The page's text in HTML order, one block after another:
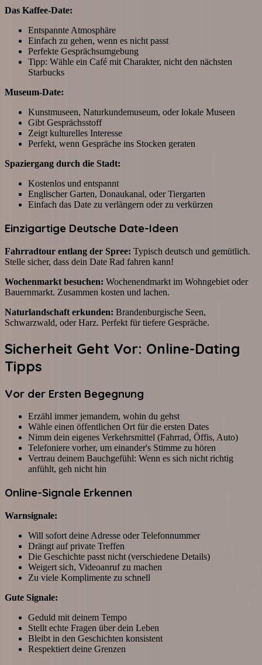
Das Kaffee-Date:
Entspannte Atmosphäre
Einfach zu gehen, wenn es nicht passt
Perfekte Gesprächsumgebung
Tipp: Wähle ein Café mit Charakter, nicht den nächsten
Starbucks
Museum-Date:
Kunstmuseen, Naturkundemuseum, oder lokale Museen
Gibt Gesprächsstoff
Zeigt kulturelles Interesse
Perfekt, wenn Gespräche ins Stocken geraten
Spaziergang durch die Stadt:
Kostenlos und entspannt
Englischer Garten, Donaukanal, oder Tiergarten
Einfach das Date zu verlängern oder zu verkürzen
Einzigartige Deutsche Date-Ideen
Fahrradtour entlang der Spree: Typisch deutsch und gemütlich.
Stelle sicher, dass dein Date Rad fahren kann!
Wochenmarkt besuchen: Wochenendmarkt im Wohngebiet oder
Bauernmarkt. Zusammen kosten und lachen.
Naturlandschaft erkunden: Brandenburgische Seen,
Schwarzwald, oder Harz. Perfekt für tiefere Gespräche.
Sicherheit Geht Vor: Online-Dating
Tipps
Vor der Ersten Begegnung
Erzähl immer jemandem, wohin du gehst
Wähle einen öffentlichen Ort für die ersten Dates
Nimm dein eigenes Verkehrsmittel (Fahrrad, Öffis, Auto)
Telefoniere vorher, um einander's Stimme zu hören
Vertrau deinem Bauchgefühl: Wenn es sich nicht richtig
anfühlt, geh nicht hin
Online-Signale Erkennen
Warnsignale:
Will sofort deine Adresse oder Telefonnummer
Drängt auf private Treffen
Die Geschichte passt nicht (verschiedene Details)
Weigert sich, Videoanruf zu machen
Zu viele Komplimente zu schnell
Gute Signale:
Geduld mit deinem Tempo
Stellt echte Fragen über dein Leben
Bleibt in den Geschichten konsistent
Respektiert deine Grenzen